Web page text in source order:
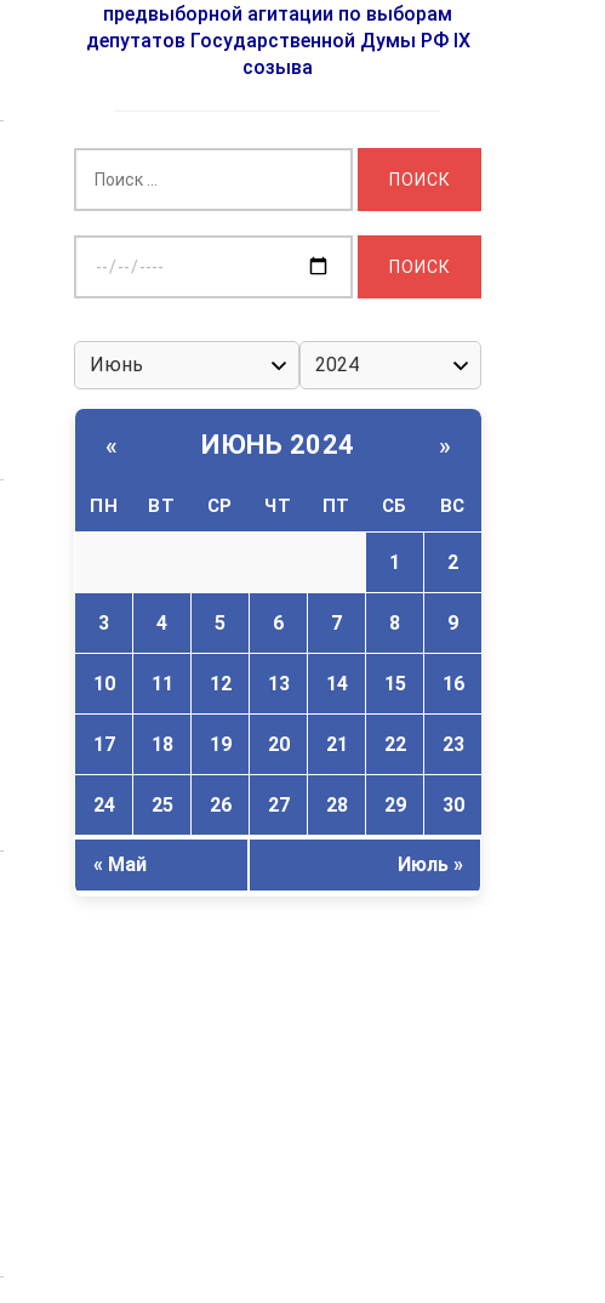
предвыборной агитации по выборам
депутатов Государственной Думы РФ IX
созыва
дату:
« ИЮНЬ 2024 »
ПН ВТ СР ЧТ ПТ СБ ВС
1 2
3 4 5 6 7 8 9
10 11 12 13 14 15 16
17 18 19 20 21 22 23
24 25 26 27 28 29 30
« Май Июль »